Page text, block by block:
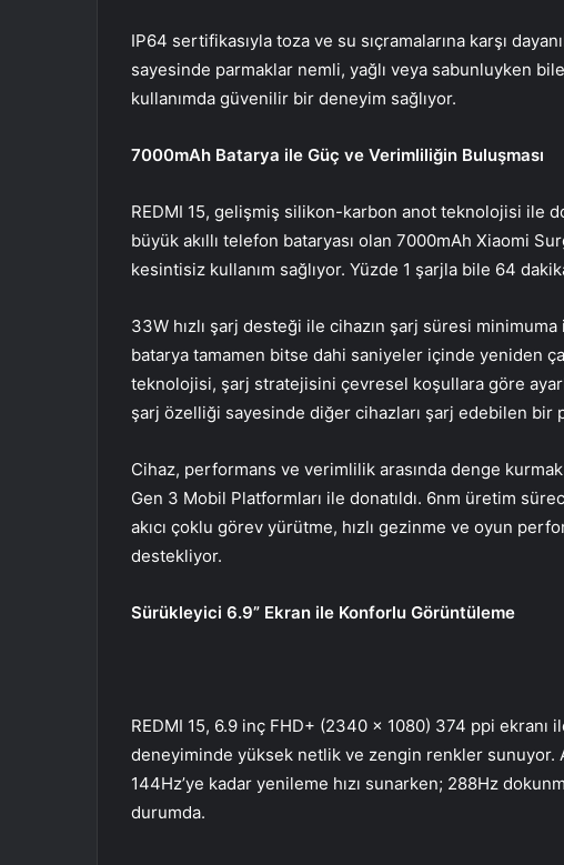
IP64 sertifikasıyla toza ve su sıçramalarına karşı
sayesinde parmaklar nemli, yağlı veya sabunluyken
kullanımda güvenilir bir deneyim sağlıyor.
7000mAh Batarya ile Güç ve Verimliliğin Buluşması
REDMI 15, gelişmiş silikon-karbon anot teknolojisi ile
büyük akıllı telefon bataryası olan 7000mAh Xiaomi
kesintisiz kullanım sağlıyor. Yüzde 1 şarjla bile 64
33W hızlı şarj desteği ile cihazın şarj süresi
batarya tamamen bitse dahi saniyeler içinde yeniden
teknolojisi, şarj stratejisini çevresel koşullara göre
şarj özelliği sayesinde diğer cihazları şarj edebilen bir
Cihaz, performans ve verimlilik arasında denge
Gen 3 Mobil Platformları ile donatıldı. 6nm üretim
akıcı çoklu görev yürütme, hızlı gezinme ve oyun
destekliyor.
Sürükleyici 6.9” Ekran ile Konforlu Görüntüleme
REDMI 15, 6.9 inç FHD+ (2340 x 1080) 374 ppi
deneyiminde yüksek netlik ve zengin renkler
144Hz’ye kadar yenileme hızı sunarken; 288Hz
durumda.